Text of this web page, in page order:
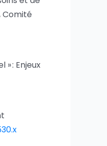
Comité
» : Enjeux